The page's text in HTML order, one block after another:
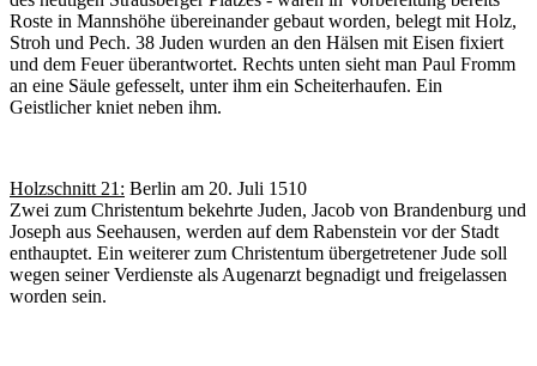
Roste in Mannshöhe übereinander gebaut worden, belegt mit Holz,
Stroh und Pech. 38 Juden wurden an den Hälsen mit Eisen fixiert
und dem Feuer überantwortet. Rechts unten sieht man Paul Fromm
an eine Säule gefesselt, unter ihm ein Scheiterhaufen. Ein
Geistlicher kniet neben ihm.
Holzschnitt 21: Berlin am 20. Juli 1510
Zwei zum Christentum bekehrte Juden, Jacob von Brandenburg und
Joseph aus Seehausen, werden auf dem Rabenstein vor der Stadt
enthauptet. Ein weiterer zum Christentum übergetretener Jude soll
wegen seiner Verdienste als Augenarzt begnadigt und freigelassen
worden sein.